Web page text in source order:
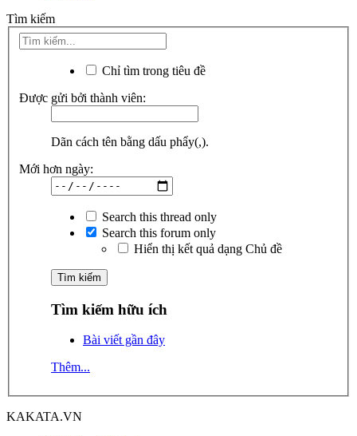
Tìm kiếm
Chỉ tìm trong tiêu đề
Được gửi bởi thành viên:
Dãn cách tên bằng dấu phẩy(,).
Mới hơn ngày:
Search this thread only
Search this forum only
Hiển thị kết quả dạng Chủ đề
Tìm kiếm hữu ích
Bài viết gần đây
Thêm...
KAKATA.VN